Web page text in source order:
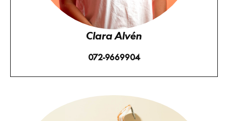
Clara Alvén
072-9669904